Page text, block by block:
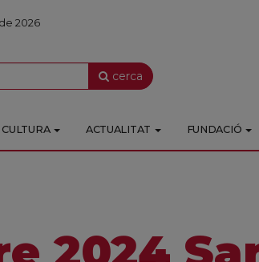
2026
cerca
CULTURA ACTUALITAT FUNDACIÓ